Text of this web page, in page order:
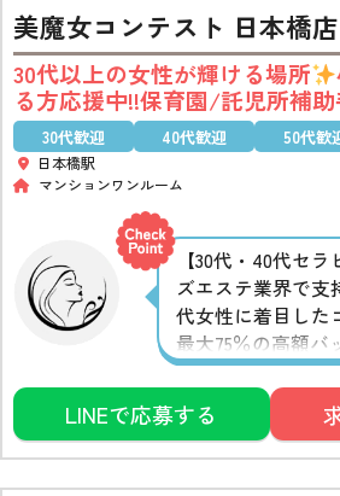
美魔女コンテスト 日本橋店
30代以上の女性が輝ける場所
る方応援中!!保育園/託児所補助
30代歓迎 40代歓迎 50代歓
日本橋駅
マンションワンルーム
【30代・40代セ
ズエステ業界で支
代女性に着目した
最大75％の高額バ
かり保証されて
月1~2万円支給さ
助手当や指名本数
手当も充実!!
LINEで応募する